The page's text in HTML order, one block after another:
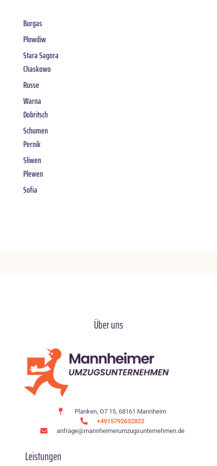
Burgas
Plowdiw
Stara Sagora
Chaskowo
Russe
Warna
Dobritsch
Schumen
Pernik
Sliwen
Plewen
Sofia
Über uns
Planken, O7 15, 68161 Mannheim
+4915792632822
anfrage@mannheimerumzugsunternehmen.de
Leistungen